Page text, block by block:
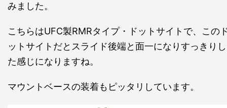
みました。
こちらはUFC製RMRタイプ・ドットサイトで、この
ットサイトだとスライド後端と面一になりすっきりし
た感じになりますね。
マウントベースの装着もピッタリしています。